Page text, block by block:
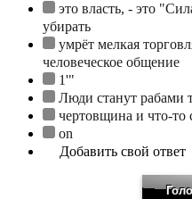
это власть, - это
убирать
умрёт мелкая
человеческое общение
1'"
Люди станут рабами
чертовщина и что-то
on
Добавить свой ответ